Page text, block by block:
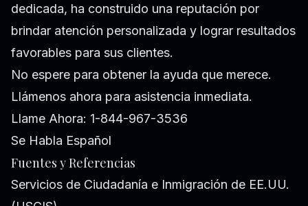
dedicada, ha construido una reputación por
brindar atención personalizada y lograr resultados
favorables para sus clientes.
No espere para obtener la ayuda que merece.
Llámenos ahora para asistencia inmediata.
Llame Ahora: 1-844-967-3536
Se Habla Español
Fuentes y Referencias
Servicios de Ciudadanía e Inmigración de EE.UU.